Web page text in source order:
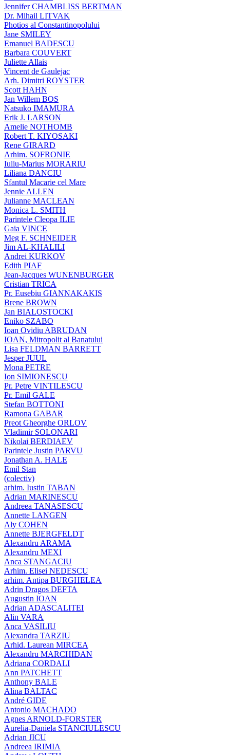
Jennifer CHAMBLISS BERTMAN
Dr. Mihail LITVAK
Photios al Constantinopolului
Jane SMILEY
Emanuel BADESCU
Barbara COUVERT
Juliette Allais
Vincent de Gaulejac
Arh. Dimitri ROYSTER
Scott HAHN
Jan Willem BOS
Natsuko IMAMURA
Erik J. LARSON
Amelie NOTHOMB
Robert T. KIYOSAKI
Rene GIRARD
Arhim. SOFRONIE
Iuliu-Marius MORARIU
Liliana DANCIU
Sfantul Macarie cel Mare
Jennie ALLEN
Julianne MACLEAN
Monica L. SMITH
Parintele Cleopa ILIE
Gaia VINCE
Meg F. SCHNEIDER
Jim AL-KHALILI
Andrei KURKOV
Edith PIAF
Jean-Jacques WUNENBURGER
Cristian TRICA
Pr. Eusebiu GIANNAKAKIS
Brene BROWN
Jan BIALOSTOCKI
Eniko SZABO
Ioan Ovidiu ABRUDAN
IOAN, Mitropolit al Banatului
Lisa FELDMAN BARRETT
Jesper JUUL
Mona PETRE
Ion SIMIONESCU
Pr. Petre VINTILESCU
Pr. Emil GALE
Stefan BOTTONI
Ramona GABAR
Preot Gheorghe ORLOV
Vladimir SOLONARI
Nikolai BERDIAEV
Parintele Justin PARVU
Jonathan A. HALE
Emil Stan
(colectiv)
arhim. Iustin TABAN
Adrian MARINESCU
Andreea TANASESCU
Annette LANGEN
Aly COHEN
Annette BJERGFELDT
Alexandru ARAMA
Alexandru MEXI
Anca STANGACIU
Arhim. Elisei NEDESCU
arhim. Antipa BURGHELEA
Adrin Dragos DEFTA
Augustin IOAN
Adrian ADASCALITEI
Alin VARA
Anca VASILIU
Alexandra TARZIU
Arhid. Laurean MIRCEA
Alexandru MARCHIDAN
Adriana CORDALI
Ann PATCHETT
Anthony BALE
Alina BALTAC
André GIDE
Antonio MACHADO
Agnes ARNOLD-FORSTER
Aurelia-Daniela STANCIULESCU
Adrian JICU
Andreea IRIMIA